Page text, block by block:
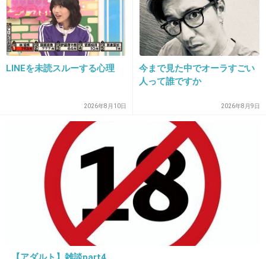
純粋な恋愛かもしれないのに、金目当てとか遺
産目当てとか決め付けられちゃうんだもんね。
３０歳の年の差結婚は犯罪でもなんでもない。
本人たちが良ければ周り(見ず知らずの他人)が
どうこう言う必要ないやろ。
何か迷惑かけられたんですか？
第一声、おめでとうございますって言えないな
んて、どんだけひねくれてんねん。
もし私がたかじんの再婚相手なら、遺産目当て
とかネットで赤の他人に書かれたら傷付くけど
LINEを未読スルーする心理
2026年8月10日
今まで見た中でオーラすごい
人って誰ですか
2026年8月9日